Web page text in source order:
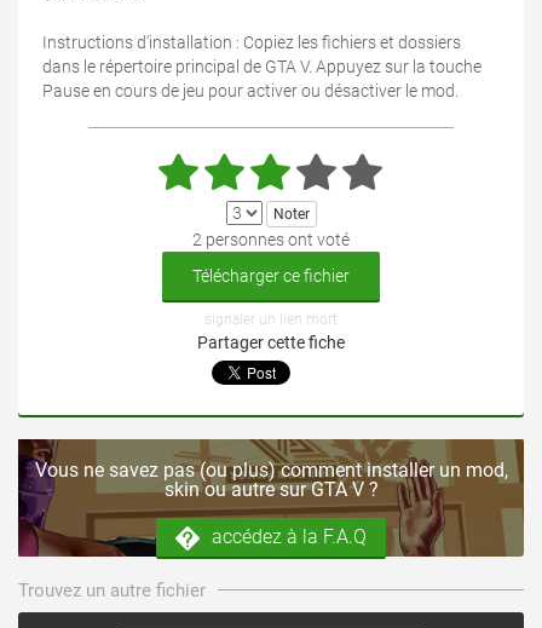
Instructions d'installation : Copiez les fichiers et dossiers
dans le répertoire principal de GTA V. Appuyez sur la touche
Pause en cours de jeu pour activer ou désactiver le mod.
2 personnes ont voté
Télécharger ce fichier
signaler un lien mort
Partager cette fiche
Vous ne savez pas (ou plus) comment installer un mod,
skin ou autre sur GTA V ?
accédez à la F.A.Q
Trouvez un autre fichier